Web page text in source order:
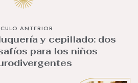
ANTERIOR
y cepillado: dos
para los niños